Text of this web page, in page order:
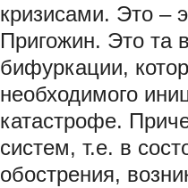
кризисами. Это –
Пригожин. Это та
бифуркации,
необходимого
катастрофе.
систем, т.е. в
обострения,